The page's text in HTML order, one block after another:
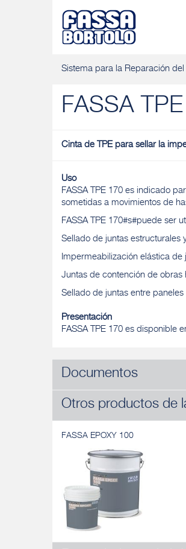
Sistema para la Reparación
FASSA
Cinta de TPE para sellar la
Uso
FASSA TPE 170 es indicado
sometidas a movimientos de
FASSA TPE 170#s#puede ser
Sellado de juntas estructurales
Impermeabilización elástica
Juntas de contención de obras
Sellado de juntas entre
Presentación
FASSA TPE 170 es disponible
Documentos
Otros productos de
FASSA EPOXY 100